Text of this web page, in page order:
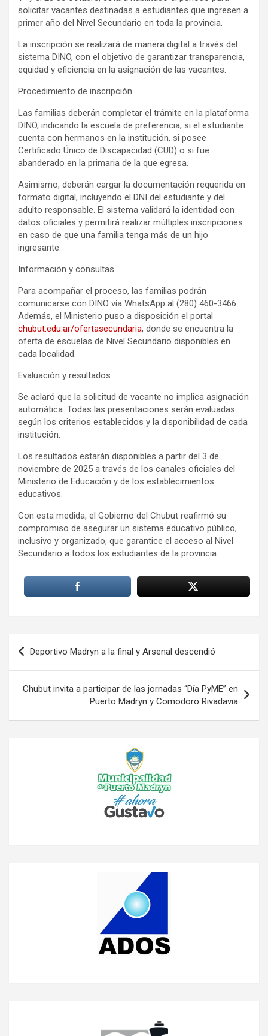
solicitar vacantes destinadas a estudiantes que ingresen a
primer año del Nivel Secundario en toda la provincia.
La inscripción se realizará de manera digital a través del
sistema DINO, con el objetivo de garantizar transparencia,
equidad y eficiencia en la asignación de las vacantes.
Procedimiento de inscripción
Las familias deberán completar el trámite en la plataforma
DINO, indicando la escuela de preferencia, si el estudiante
cuenta con hermanos en la institución, si posee
Certificado Único de Discapacidad (CUD) o si fue
abanderado en la primaria de la que egresa.
Asimismo, deberán cargar la documentación requerida en
formato digital, incluyendo el DNI del estudiante y del
adulto responsable. El sistema validará la identidad con
datos oficiales y permitirá realizar múltiples inscripciones
en caso de que una familia tenga más de un hijo
ingresante.
Información y consultas
Para acompañar el proceso, las familias podrán
comunicarse con DINO vía WhatsApp al (280) 460-3466.
Además, el Ministerio puso a disposición el portal
chubut.edu.ar/ofertasecundaria, donde se encuentra la
oferta de escuelas de Nivel Secundario disponibles en
cada localidad.
Evaluación y resultados
Se aclaró que la solicitud de vacante no implica asignación
automática. Todas las presentaciones serán evaluadas
según los criterios establecidos y la disponibilidad de cada
institución.
Los resultados estarán disponibles a partir del 3 de
noviembre de 2025 a través de los canales oficiales del
Ministerio de Educación y de los establecimientos
educativos.
Con esta medida, el Gobierno del Chubut reafirmó su
compromiso de asegurar un sistema educativo público,
inclusivo y organizado, que garantice el acceso al Nivel
Secundario a todos los estudiantes de la provincia.
Navegación
de
entradas
Deportivo Madryn a la final y Arsenal descendió
Chubut invita a participar de las jornadas “Día PyME” en
Puerto Madryn y Comodoro Rivadavia